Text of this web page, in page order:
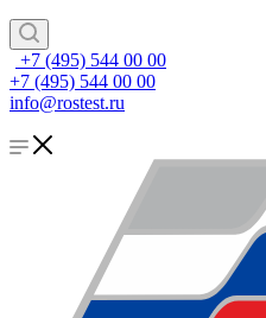
+7 (495) 544 00 00
+7 (495) 544 00 00
info@rostest.ru